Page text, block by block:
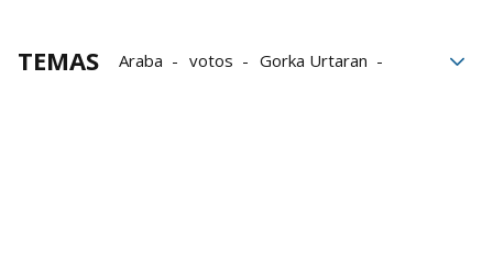
TEMAS Araba votos
Gorka Urtaran